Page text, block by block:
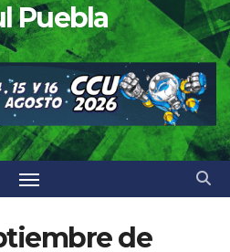
Puebla
de